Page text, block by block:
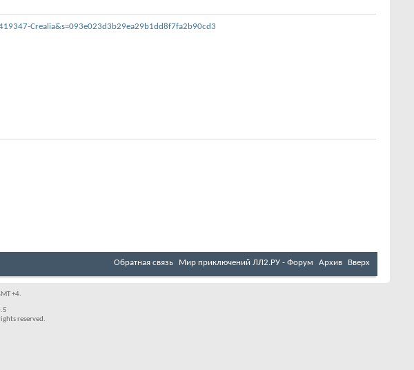
Crealia&s=093e023d3b29ea29b1dd8f7fa2b90cd3
Обратная связь Мир приключений ЛЛ2.РУ - Форум Архив Вверх
+4.
reserved.